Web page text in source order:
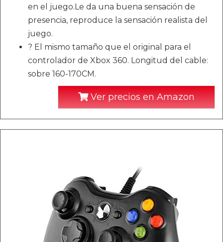
en el juego.Le da una buena sensación de
presencia, reproduce la sensación realista del
juego.
? El mismo tamaño que el original para el
controlador de Xbox 360. Longitud del cable:
sobre 160-170CM.
Ver precios en Amazon